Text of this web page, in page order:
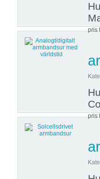
pris
pris